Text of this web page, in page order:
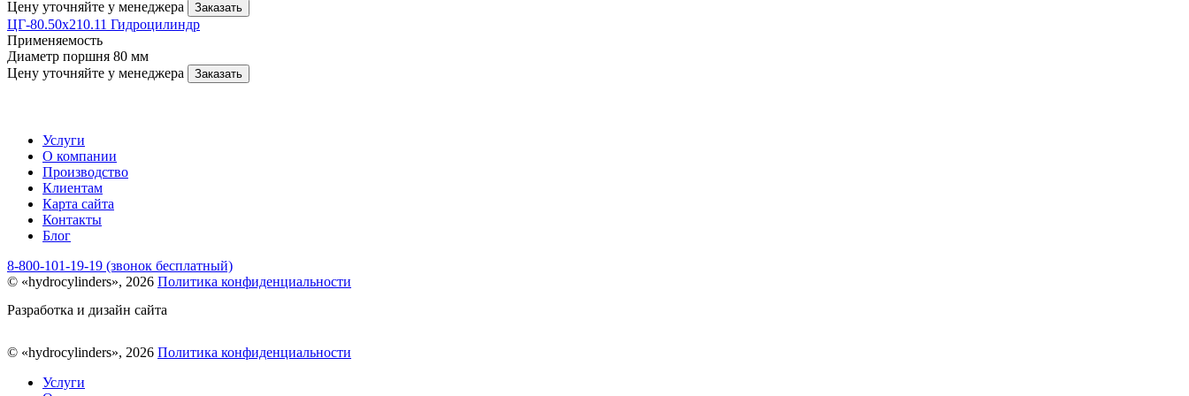
Цену уточняйте у менеджера Заказать
ЦГ-80.50х210.11 Гидроцилиндр
Применяемость
Диаметр поршня 80 мм
Цену уточняйте у менеджера
Заказать
Услуги
О компании
Производство
Клиентам
Карта сайта
Контакты
Блог
8-800-101-19-19 (звонок бесплатный)
© «hydrocylinders», 2026 Политика конфиденциальности
Разработка и дизайн сайта
© «hydrocylinders», 2026 Политика конфиденциальности
Услуги